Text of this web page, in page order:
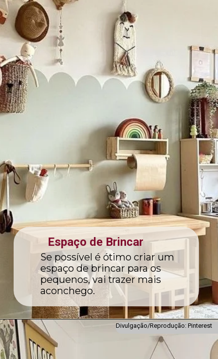
Espaço de Brincar
Se possível é ótimo criar um
espaço de brincar para os
pequenos, vai trazer mais
aconchego.
Divulgação/Reprodução: Pinterest